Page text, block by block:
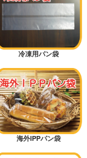
冷凍用パン袋
海外IPPパン袋